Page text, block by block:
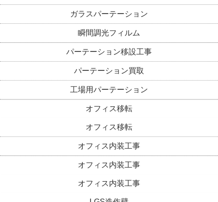
ガラスパーテーション
瞬間調光フィルム
パーテーション移設工事
パーテーション買取
工場用パーテーション
オフィス移転
オフィス移転
オフィス内装工事
オフィス内装工事
オフィス内装工事